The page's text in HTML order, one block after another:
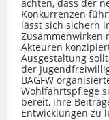
achten, dass der
Konkurrenzen
lässt sich sichern
Zusammenwirken
Akteuren
Ausgestaltung
der
BAGFW
Wohlfahrtspflege
bereit, ihre
Entwicklungen zu